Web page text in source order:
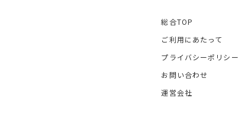
総合TOP
ご利用にあたって
プライバシーポリシー
お問い合わせ
運営会社